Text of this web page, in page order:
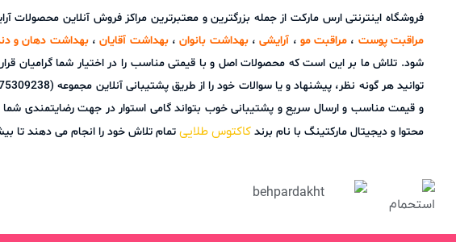
فروشگاه اینترنتی ارس مارکت از جمله بزرگترین و معتبرترین مراکز فروش آنلاین
مراقبت پوست ، مراقبت مو ، آرایشی،بهداشت بانوان،بهداشت آقایان،بهداشت دهان و
شود. تلاش ما بر این است که محصولات اصل و با قیمتی مناسب را در اختیار شما
و قیمت مناسب و ارسال سریع و پشتیبانی خوب بتواند گامی استوار در جهت رضایتمندی
محتوا و دیجیتال مارکتینگ با نام برند کاکتوس طلایی تمام تلاش خود را انجام می دهند تا